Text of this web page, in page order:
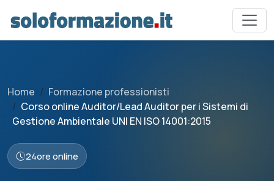
Home
Formazione professionisti
Corso online Auditor/Lead Auditor per i Sistemi di
Gestione Ambientale UNI EN ISO 14001:2015
24ore online